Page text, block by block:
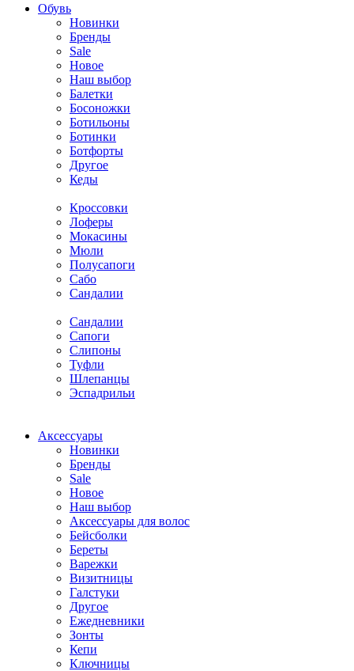
Обувь
Новинки
Бренды
Sale
Новое
Наш выбор
Балетки
Босоножки
Ботильоны
Ботинки
Ботфорты
Другое
Кеды
Кроссовки
Лоферы
Мокасины
Мюли
Полусапоги
Сабо
Сандалии
Сандалии
Сапоги
Слипоны
Туфли
Шлепанцы
Эспадрильи
Аксессуары
Новинки
Бренды
Sale
Новое
Наш выбор
Аксессуары для волос
Бейсболки
Береты
Варежки
Визитницы
Галстуки
Другое
Ежедневники
Зонты
Кепи
Ключницы